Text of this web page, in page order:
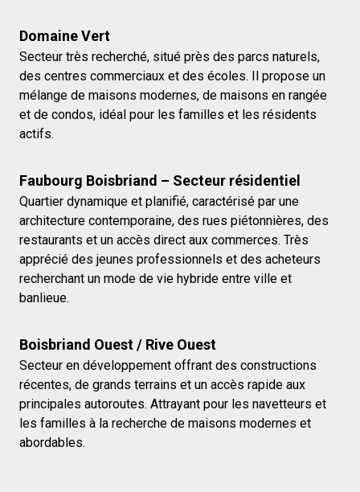
Domaine Vert
Secteur très recherché, situé près des parcs naturels,
des centres commerciaux et des écoles. Il propose un
mélange de maisons modernes, de maisons en rangée
et de condos, idéal pour les familles et les résidents
actifs.
Faubourg Boisbriand – Secteur résidentiel
Quartier dynamique et planifié, caractérisé par une
architecture contemporaine, des rues piétonnières, des
restaurants et un accès direct aux commerces. Très
apprécié des jeunes professionnels et des acheteurs
recherchant un mode de vie hybride entre ville et
banlieue.
Boisbriand Ouest / Rive Ouest
Secteur en développement offrant des constructions
récentes, de grands terrains et un accès rapide aux
principales autoroutes. Attrayant pour les navetteurs et
les familles à la recherche de maisons modernes et
abordables.